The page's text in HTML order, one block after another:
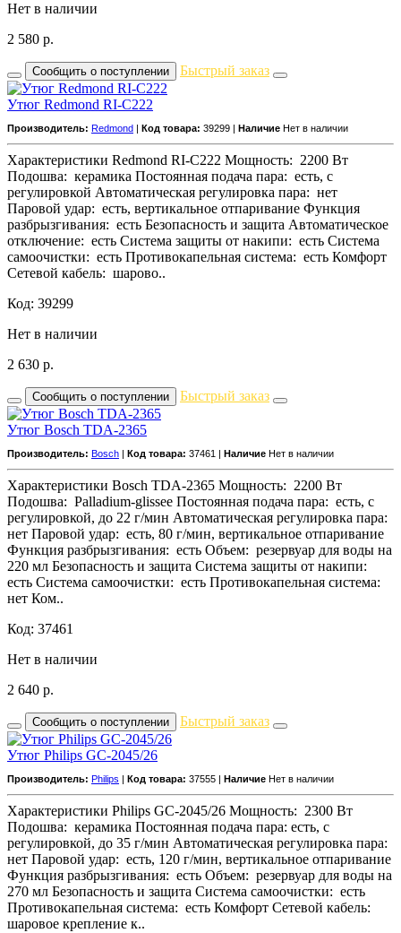
Нет в наличии
2 580 р.
Сообщить о поступлении Быстрый заказ
Утюг Redmond RI-C222
Производитель: Redmond | Код товара: 39299 | Наличие Нет в наличии
Характеристики Redmond RI-C222 Мощность: 2200 Вт
Подошва: керамика Постоянная подача пара: есть, с
регулировкой Автоматическая регулировка пара: нет
Паровой удар: есть, вертикальное отпаривание Функция
разбрызгивания: есть Безопасность и защита Автоматическое
отключение: есть Система защиты от накипи: есть Система
самоочистки: есть Противокапельная система: есть Комфорт
Сетевой кабель: шарово..
Код: 39299
Нет в наличии
2 630 р.
Сообщить о поступлении Быстрый заказ
Утюг Bosch TDA-2365
Производитель: Bosch | Код товара: 37461 | Наличие Нет в наличии
Характеристики Bosch TDA-2365 Мощность: 2200 Вт
Подошва: Palladium-glissee Постоянная подача пара: есть, с
регулировкой, до 22 г/мин Автоматическая регулировка пара:
нет Паровой удар: есть, 80 г/мин, вертикальное отпаривание
Функция разбрызгивания: есть Объем: резервуар для воды на
220 мл Безопасность и защита Система защиты от накипи:
есть Система самоочистки: есть Противокапельная система:
нет Ком..
Код: 37461
Нет в наличии
2 640 р.
Сообщить о поступлении Быстрый заказ
Утюг Philips GC-2045/26
Производитель: Philips | Код товара: 37555 | Наличие Нет в наличии
Характеристики Philips GC-2045/26 Мощность: 2300 Вт
Подошва: керамика Постоянная подача пара: есть, с
регулировкой, до 35 г/мин Автоматическая регулировка пара:
нет Паровой удар: есть, 120 г/мин, вертикальное отпаривание
Функция разбрызгивания: есть Объем: резервуар для воды на
270 мл Безопасность и защита Система самоочистки: есть
Противокапельная система: есть Комфорт Сетевой кабель:
шаровое крепление к..